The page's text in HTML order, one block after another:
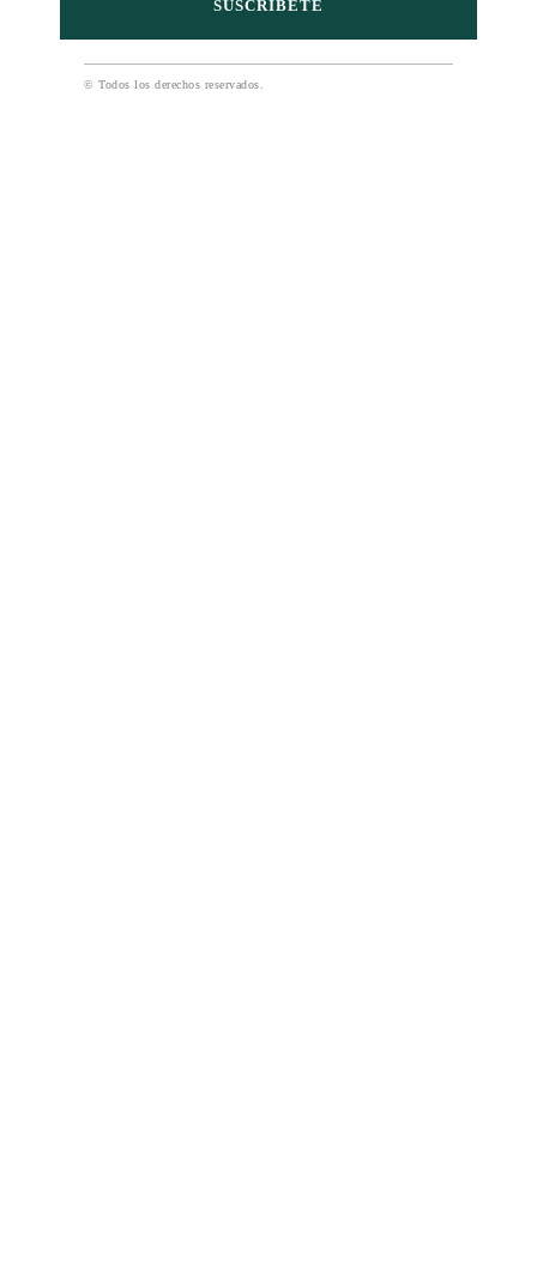
SUSCRÍBETE
© Todos los derechos reservados.